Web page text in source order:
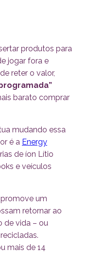
produtos para
jogar fora e
reter o valor,
barato comprar
mudando essa
é a Energy
de íon Lítio
e veículos
um
retornar ao
de vida – ou
mais de 14